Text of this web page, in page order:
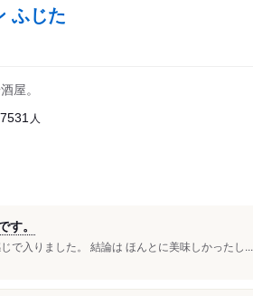
ふじた
屋。
7531 人
。
で入りました。 結論は ほんとに美味しかったし...